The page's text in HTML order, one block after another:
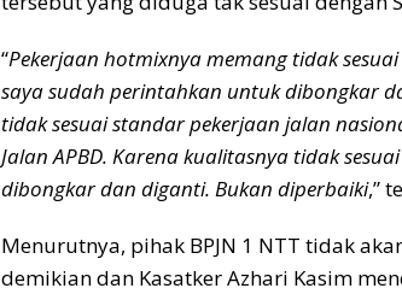
“Pekerjaan hotmixnya memang tidak
saya sudah perintahkan untuk dibongkar
tidak sesuai standar pekerjaan jalan
Jalan APBD. Karena kualitasnya tidak
dibongkar dan diganti. Bukan diperbaiki,”
Menurutnya, pihak BPJN 1 NTT tidak
demikian dan Kasatker Azhari Kasim